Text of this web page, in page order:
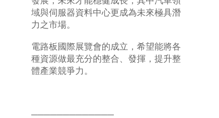
域與伺服器資料中心更成為未來極具潛
力之市場。
電路板國際展覽會的成立，希望能將各
種資源做最充分的整合、發揮，提升整
體產業競爭力。
─────────────